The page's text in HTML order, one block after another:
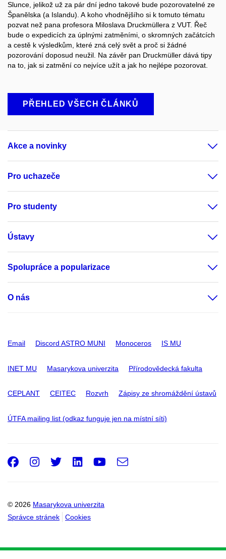
Slunce, jelikož už za pár dní jedno takové bude pozorovatelné ze
Španělska (a Islandu). A koho vhodnějšího si k tomuto tématu
pozvat než pana profesora Miloslava Druckmüllera z VUT. Řeč
bude o expedicích za úplnými zatměními, o skromných začátcích
a cestě k výsledkům, které zná celý svět a proč si žádné
pozorování doposud neužil. Na závěr pan Druckmüller dává tipy
na to, jak si zatmění co nejvíce užít a jak ho nejlépe pozorovat.
PŘEHLED VŠECH ČLÁNKŮ
Akce a novinky
Pro uchazeče
Pro studenty
Ústavy
Spolupráce a popularizace
O nás
Email Discord ASTRO MUNI Monoceros IS MU
INET MU Masarykova univerzita Přírodovědecká fakulta
CEPLANT CEITEC Rozvrh Zápisy ze shromáždění ústavů
ÚTFA mailing list (odkaz funguje jen na místní síti)
© 2026 Masarykova univerzita
Správce stránek
Cookies
Facebook
Instagram
Twitter
LinkedIn
Youtube
e-